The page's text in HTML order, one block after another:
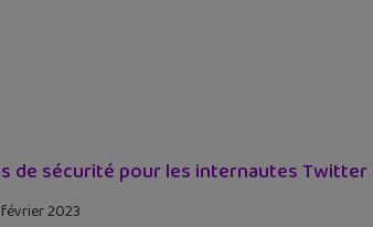
de sécurité pour les internautes
février 2023